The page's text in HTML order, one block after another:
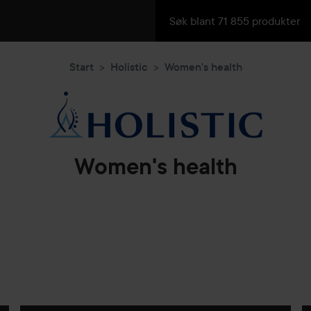
Start Holistic Women's health
Women's health